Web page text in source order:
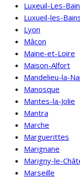
Luxeuil-Les-
Luxueil-les-
Lyon
Mâcon
Maine-et-Loire
Maison-Alfort
Mandelieu-la-
Manosque
Mantes-la-Jolie
Mantra
Marche
Marguerittes
Marignane
Marigny-le-
Marseille